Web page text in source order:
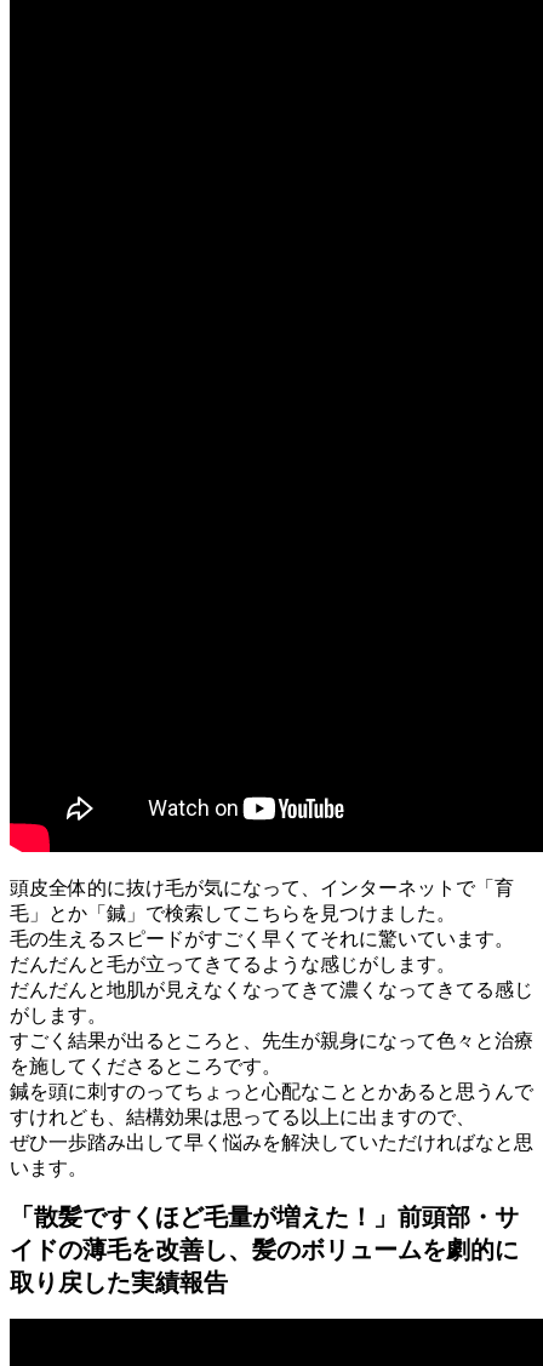
頭皮全体的に抜け毛が気になって、インターネットで「育
毛」とか「鍼」で検索してこちらを見つけました。
毛の生えるスピードがすごく早くてそれに驚いています。
だんだんと毛が立ってきてるような感じがします。
だんだんと地肌が見えなくなってきて濃くなってきてる感じ
がします。
すごく結果が出るところと、先生が親身になって色々と治療
を施してくださるところです。
鍼を頭に刺すのってちょっと心配なこととかあると思うんで
すけれども、結構効果は思ってる以上に出ますので、
ぜひ一歩踏み出して早く悩みを解決していただければなと思
います。
「散髪ですくほど毛量が増えた！」前頭部・サ
イドの薄毛を改善し、髪のボリュームを劇的に
取り戻した実績報告